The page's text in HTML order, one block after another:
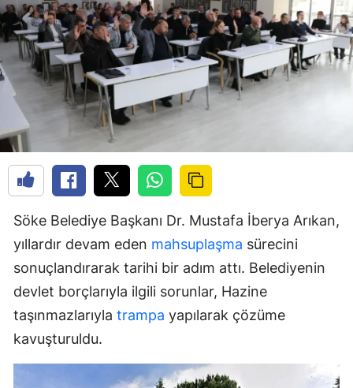
Söke Belediye Başkanı Dr. Mustafa İberya Arıkan,
yıllardır devam eden mahsuplaşma sürecini
sonuçlandırarak tarihi bir adım attı. Belediyenin
devlet borçlarıyla ilgili sorunlar, Hazine
taşınmazlarıyla trampa yapılarak çözüme
kavuşturuldu.